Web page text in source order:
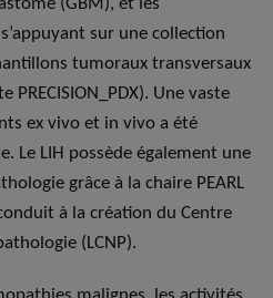
(GBM), et les
sur une collection
tumoraux transversaux
Une vaste
ex vivo et in vivo a été
Le LIH possède également une
grâce à la chaire PEARL
à la création du Centre
(LCNP).